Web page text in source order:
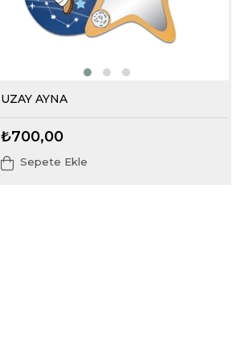
UZAY AYNA
₺700,00
Sepete Ekle